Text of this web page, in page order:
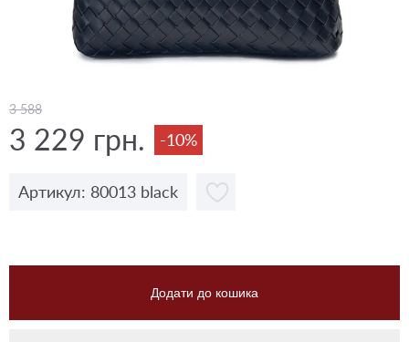
3 588
3 229 грн. -10%
Артикул: 80013 black
Додати до кошика